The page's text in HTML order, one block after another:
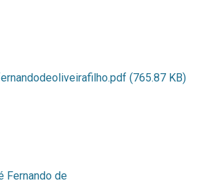
(765.87 KB)
Fernando de